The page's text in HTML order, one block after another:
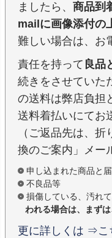
ましたら、 商品到
mailに画像添付の
難しい場合は、お
責任を持って 良品
続きをさせていた
の送料は弊店負担
送料着払いにてお
（ご返品先は、
換のご案内」メー
申し込まれた商品と
不良品等
損傷している、汚れ
われる場合は、まず
更に詳しくは ⇒こ